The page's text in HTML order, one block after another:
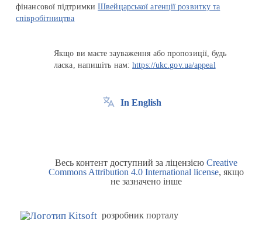
фінансової підтримкиШвейцарської агенції розвитку та
співробітництва
Якщо ви маєте зауваження або пропозиції, будь
ласка, напишіть нам:https://ukc.gov.ua/appeal
In English
Весь контент доступний за ліцензією Creative
Commons Attribution 4.0 International license, якщо
не зазначено інше
розробник порталу